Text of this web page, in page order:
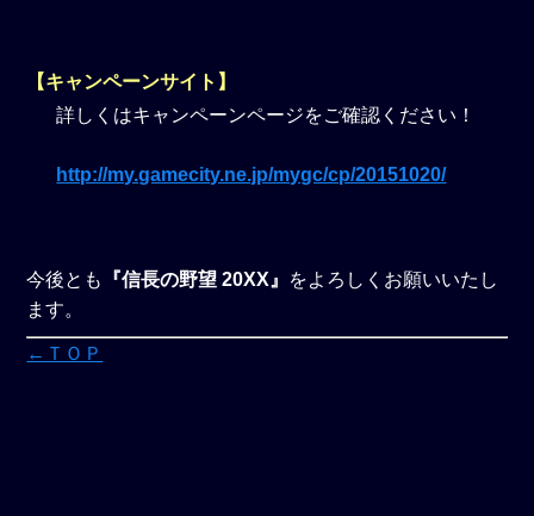
【キャンペーンサイト】
詳しくはキャンペーンページをご確認ください！
http://my.gamecity.ne.jp/mygc/cp/20151020/
今後とも 『信長の野望 20XX』 をよろしくお願いいたし
ます。
←ＴＯＰ